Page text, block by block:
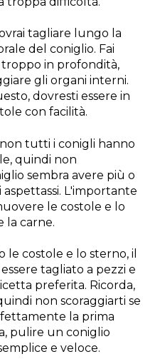
tagliare lungo la
del coniglio. Fai
in profondità,
gli organi interni.
dovresti essere in
con facilità.
tutti i conigli hanno
quindi non
sembra avere più o
L'importante
le costole e lo
la carne.
le costole e lo sterno, il
tagliato a pezzi e
preferita. Ricorda,
non scoraggiarti se
la prima
pulire un coniglio
e veloce.